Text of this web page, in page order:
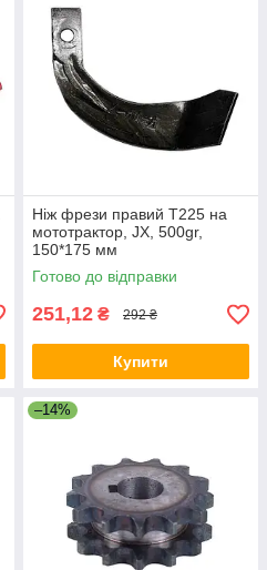
Ніж фрези правий Т225 на
мототрактор, JX, 500gr,
150*175 мм
Готово до відправки
251,12 ₴ 292 ₴
Купити
–14%